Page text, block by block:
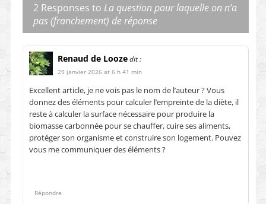
2 Responses to La question pour laquelle on n’a
pas (franchement) de réponse
Renaud de Looze dit :
29 janvier 2026 at 6 h 41 min
Excellent article, je ne vois pas le nom de l’auteur ? Vous
donnez des éléments pour calculer l’empreinte de la diète, il
reste à calculer la surface nécessaire pour produire la
biomasse carbonnée pour se chauffer, cuire ses aliments,
protéger son organisme et construire son logement. Pouvez
vous me communiquer des éléments ?
Répondre